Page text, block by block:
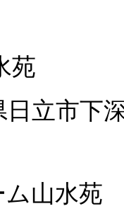
苑
日立市下
山水苑